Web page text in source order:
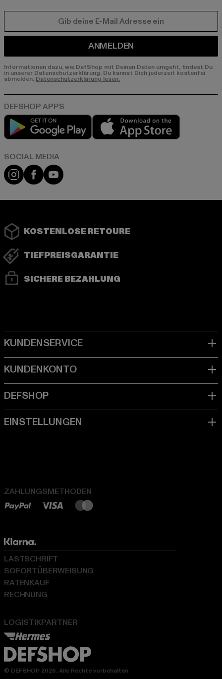
ANMELDEN
Informationen dazu, wie DefShop mit Deinen Daten umgeht, findest Du
in unserer Datenschutzerklärung. Du kannst Dich jederzeit kostenfei
abmelden. Datenschutzerklärung lesen.
Play market
App store
Instagram
FacebookYouTube
KOSTENLOSE RETOURE
TIEFPREISGARANTIE
SICHERE BEZAHLUNG
ZAHLUNGSMETHODEN
LOGISTIKPARTNER
LASTSCHRIFT
SOFORTÜBERWEISUNG
RATENKAUF
RECHNUNG
© DEFSHOP 2026. Alle Rechte vorbehalten